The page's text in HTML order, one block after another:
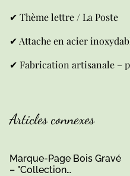
✔ Thème lettre / La Poste
✔ Attache en acier
✔ Fabrication artisanale –
Articles connexes
Marque-Page Bois Gravé
– "Collection